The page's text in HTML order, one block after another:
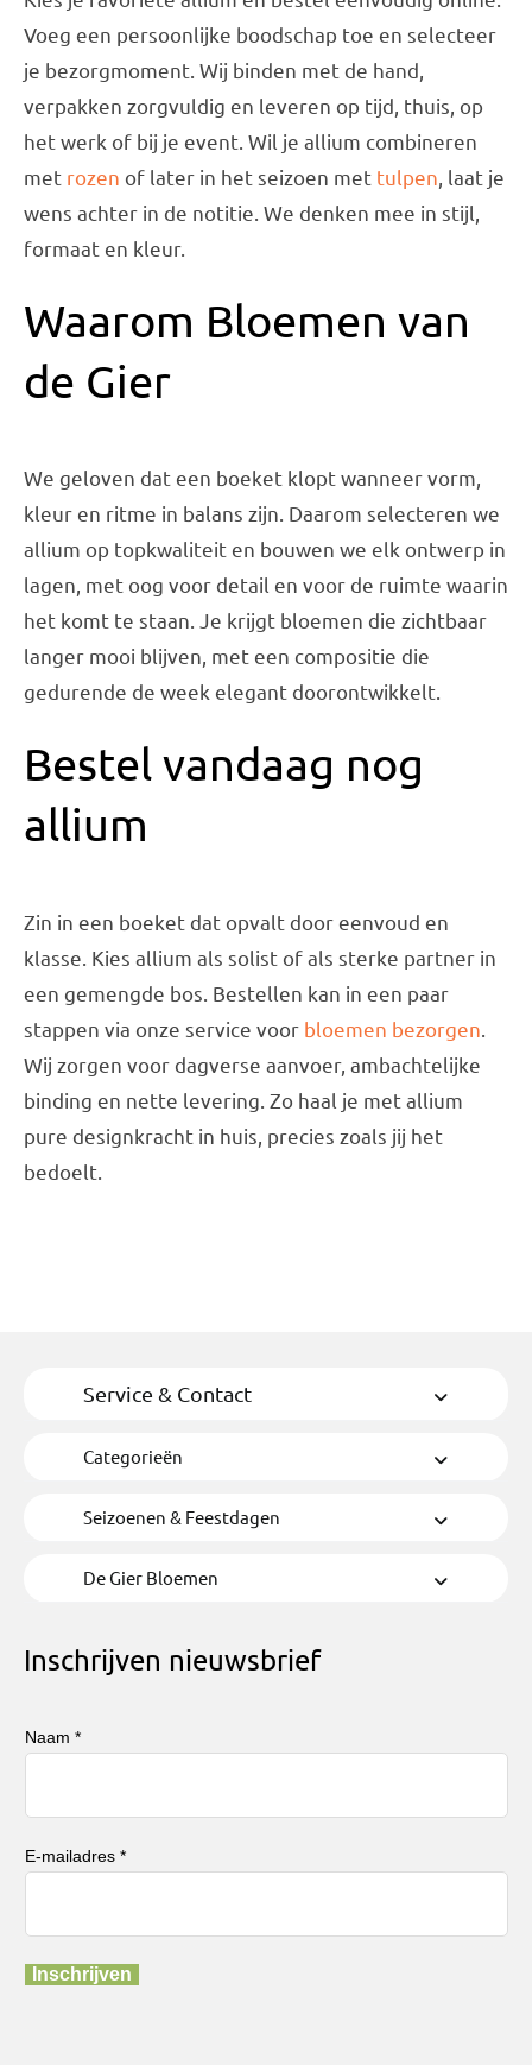
Voeg een persoonlijke boodschap toe en selecteer
je bezorgmoment. Wij binden met de hand,
verpakken zorgvuldig en leveren op tijd, thuis, op
het werk of bij je event. Wil je allium combineren
met rozen of later in het seizoen met tulpen , laat je
wens achter in de notitie. We denken mee in stijl,
formaat en kleur.
Waarom Bloemen van
de Gier
We geloven dat een boeket klopt wanneer vorm,
kleur en ritme in balans zijn. Daarom selecteren we
allium op topkwaliteit en bouwen we elk ontwerp in
lagen, met oog voor detail en voor de ruimte waarin
het komt te staan. Je krijgt bloemen die zichtbaar
langer mooi blijven, met een compositie die
gedurende de week elegant doorontwikkelt.
Bestel vandaag nog
allium
Zin in een boeket dat opvalt door eenvoud en
klasse. Kies allium als solist of als sterke partner in
een gemengde bos. Bestellen kan in een paar
stappen via onze service voor bloemen bezorgen
Wij zorgen voor dagverse aanvoer, ambachtelijke
binding en nette levering. Zo haal je met allium
pure designkracht in huis, precies zoals jij het
bedoelt.
Service & Contact
Categorieën
Seizoenen & Feestdagen
De Gier Bloemen
Inschrijven nieuwsbrief
Naam *
E-mailadres *
Inschrijven